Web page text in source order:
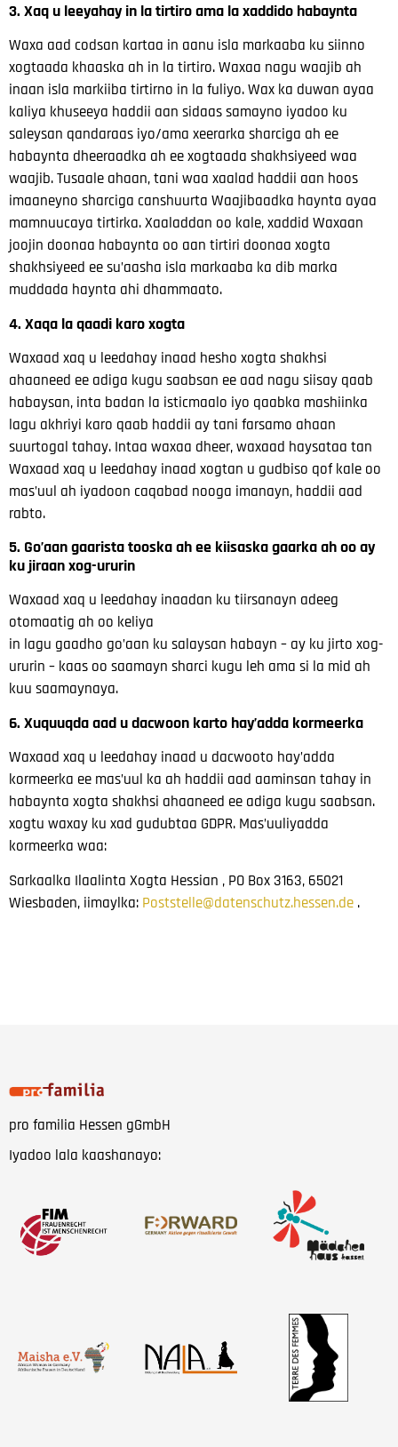
3. Xaq u leeyahay in la tirtiro ama la xaddido habaynta
Waxa aad codsan kartaa in aanu isla markaaba ku siinno
xogtaada khaaska ah in la tirtiro. Waxaa nagu waajib ah
inaan isla markiiba tirtirno in la fuliyo. Wax ka duwan ayaa
kaliya khuseeya haddii aan sidaas samayno iyadoo ku
saleysan qandaraas iyo/ama xeerarka sharciga ah ee
habaynta dheeraadka ah ee xogtaada shakhsiyeed waa
waajib. Tusaale ahaan, tani waa xaalad haddii aan hoos
imaaneyno sharciga canshuurta Waajibaadka haynta ayaa
mamnuucaya tirtirka. Xaaladdan oo kale, xaddid Waxaan
joojin doonaa habaynta oo aan tirtiri doonaa xogta
shakhsiyeed ee su’aasha isla markaaba ka dib marka
muddada haynta ahi dhammaato.
4. Xaqa la qaadi karo xogta
Waxaad xaq u leedahay inaad hesho xogta shakhsi
ahaaneed ee adiga kugu saabsan ee aad nagu siisay qaab
habaysan, inta badan la isticmaalo iyo qaabka mashiinka
lagu akhriyi karo qaab haddii ay tani farsamo ahaan
suurtogal tahay. Intaa waxaa dheer, waxaad haysataa tan
Waxaad xaq u leedahay inaad xogtan u gudbiso qof kale oo
mas’uul ah iyadoon caqabad nooga imanayn, haddii aad
rabto.
5. Go’aan gaarista tooska ah ee kiisaska gaarka ah oo ay
ku jiraan xog-ururin
Waxaad xaq u leedahay inaadan ku tiirsanayn adeeg
otomaatig ah oo keliya
in lagu gaadho go’aan ku salaysan habayn – ay ku jirto xog-
ururin – kaas oo saamayn sharci kugu leh ama si la mid ah
kuu saamaynaya.
6. Xuquuqda aad u dacwoon karto hay’adda kormeerka
Waxaad xaq u leedahay inaad u dacwooto hay’adda
kormeerka ee mas’uul ka ah haddii aad aaminsan tahay in
habaynta xogta shakhsi ahaaneed ee adiga kugu saabsan.
xogtu waxay ku xad gudubtaa GDPR. Mas’uuliyadda
kormeerka waa:
Sarkaalka Ilaalinta Xogta Hessian , PO Box 3163, 65021
Wiesbaden, iimaylka: Poststelle@datenschutz.hessen.de .
pro familia Hessen gGmbH
Iyadoo lala kaashanayo: